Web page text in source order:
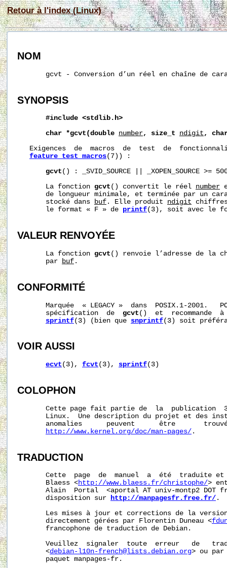
Retour à l'index (Linux)
NOM
gcvt - Conversion d’un réel en chaîne de
SYNOPSIS
#include <stdlib.h>
char *gcvt(double number, size_t ndigit ,
Exigences  de  macros  de  test  de
feature_test_macros(7)) :
gcvt () : _SVID_SOURCE || _XOPEN_SOURCE >=
       La fonction
gcvt () convertit le réel number
de longueur minimale, et terminée par un
       stocké dans
buf . Elle produit ndigit
       le format « F » de
printf(3), soit avec le
VALEUR RENVOYÉE
       La fonction
gcvt () renvoie l’adresse de la
       par
buf .
CONFORMITÉ
Marquée  « LEGACY »  dans  POSIX.1-2001.
       spécification  de
gcvt ()  et  recommande
sprintf(3) (bien que snprintf(3) soit
VOIR AUSSI
ecvt (3), fcvt (3), sprintf(3)
COLOPHON
Cette page fait partie de  la  publication
Linux.  Une description du projet et des
anomalies      peuvent      être
http://www.kernel.org/doc/man-pages/ .
TRADUCTION
Cette  page  de  manuel  a  été  traduite
       Blaess <
http://www.blaess.fr/christophe/>
Alain  Portal  <aportal AT univ-montp2 DOT
       disposition sur
http://manpagesfr.free.fr/ .
Les mises à jour et corrections de la
       directement gérées par Florentin Duneau <
       francophone de traduction de Debian.
Veuillez  signaler  toute  erreur   de
       <
debian-l10n-french@lists.debian.org> ou par
       paquet manpages-fr.